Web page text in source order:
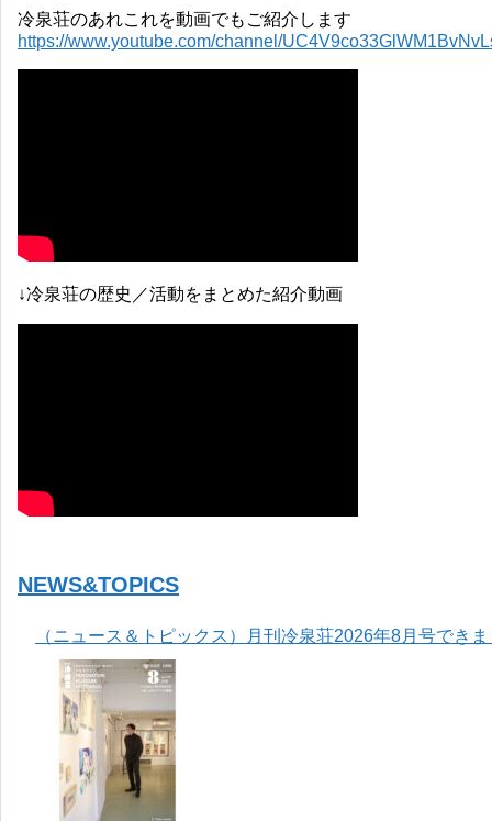
冷泉荘のあれこれを動画でもご紹介します
https://www.youtube.com/channel/
↓冷泉荘の歴史／活動をまとめた紹介動画
NEWS&TOPICS
（ニュース＆トピックス）月刊冷泉荘2026年8月号でき